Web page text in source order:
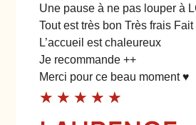
Une pause à ne pas louper à
Tout est très bon Très frais
L’accueil est chaleureux
Je recommande ++
Merci pour ce beau moment ♥️
★ ★ ★ ★ ★